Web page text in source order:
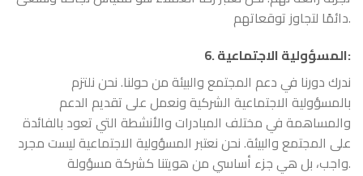
دائمًا لتجاوز توقعاتهم.
6.المسؤولية الاجتماعية:
ندرك دورنا في دعم المجتمع والبيئة من حولنا. نحن نلتزم
بالمسؤولية الاجتماعية الشركية ونعمل على تقديم الدعم
والمساهمة في مختلف المبادرات والأنشطة التي تعود بالفائدة
على المجتمع والبيئة. نحن نعتبر المسؤولية الاجتماعية ليست مجرد
واجب، بل هي جزء أساسي من هويتنا كشركة مسؤولة.